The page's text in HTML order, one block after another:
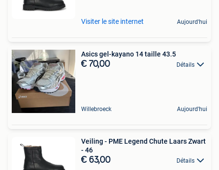
Visiter le site internet Aujourd'hui
Asics gel-kayano 14 taille 43.5
€ 70,00 Détails
Willebroeck Aujourd'hui
Veiling - PME Legend Chute Laars Zwart
- 46
€ 63,00 Détails